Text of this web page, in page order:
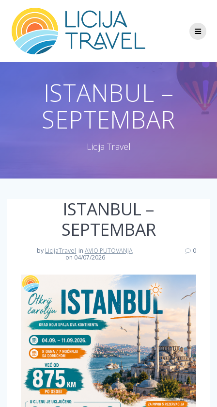
to
content
ISTANBUL –
SEPTEMBAR
Licija Travel
ISTANBUL –
SEPTEMBAR
by LicijaTravel in AVIO PUTOVANJA
on 04/07/2026
0